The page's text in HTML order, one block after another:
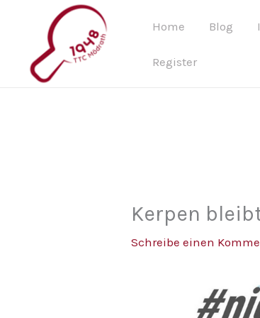
springen
Home Blog
Register
Kerpen
Schreibe einen